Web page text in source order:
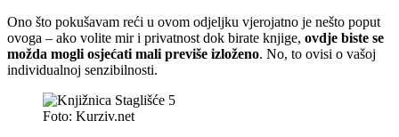
Ono što pokušavam reći u ovom odjeljku vjerojatno je nešto poput
ovoga – ako volite mir i privatnost dok birate knjige, ovdje biste se
možda mogli osjećati mali previše izloženo. No, to ovisi o vašoj
individualnoj senzibilnosti.
Foto: Kurziv.net